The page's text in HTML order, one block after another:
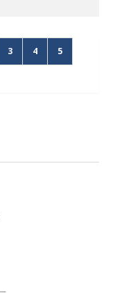
3 4 5